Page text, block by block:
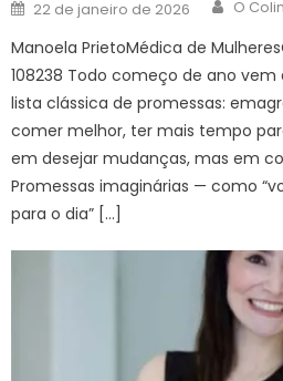
on
22 de janeiro de 2026 O
Manoela PrietoMédica de
108238 Todo começo de ano
lista clássica de promessas:
comer melhor, ter mais tempo
em desejar mudanças, mas em
Promessas imaginárias — como
para o dia” […]